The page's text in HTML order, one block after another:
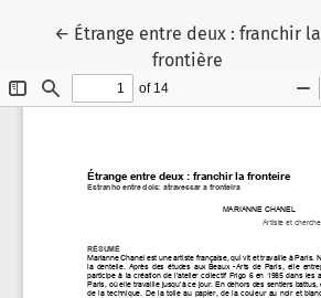
← Voltar aos Detalhes do Artigo
Étrange entre deux : franchir la
frontière